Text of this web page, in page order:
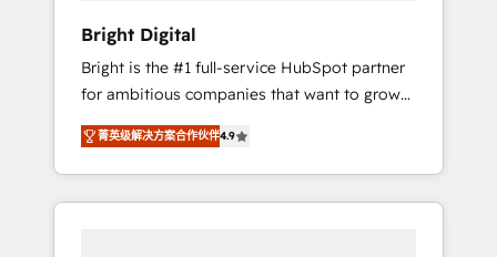
Website Design HubSpot Impact Award 🏆
2017 Website Design HubSpot Impact Award
🏆2016 Growth-Driven Design Agency of the
Year 🏆2016 Sales Enablement HubSpot
Impact Award 🏆2015 Growth-Driven Design
Agency of the Year 🏆2015 Became the 5th
Agency to reach Diamond 🏆2014 HubSpot
Bright Digital
Bright is the #1 full-service HubSpot partner
for ambitious companies that want to grow
smarter. From HubSpot onboarding, to
training, from developing a new website to
lead generation and digital marketing; we do
it all (and with great results)! In short, our
菁英级解决方案合作伙伴4.9